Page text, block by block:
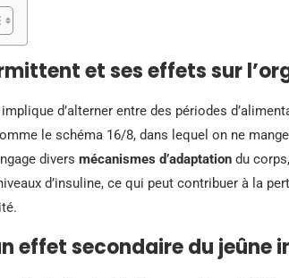
et ses effets sur
d’alterner entre des périodes
le schéma 16/8, dans lequel on ne
divers mécanismes d’adaptation du
d’insuline, ce qui peut contribuer à la
effet secondaire du jeûne